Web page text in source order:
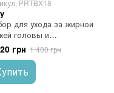
PRTBX18
для ухода за жирной
головы и
волосами
грн 1 400 грн